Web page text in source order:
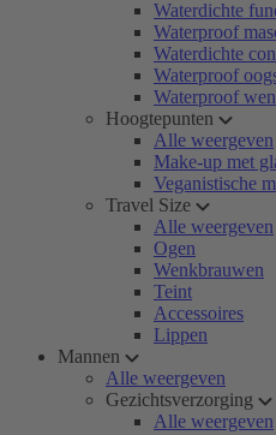
Waterdichte
Waterproof
Waterdichte
Waterproof
Waterproof
Hoogtepunten
Alle weergeven
Make-up met
Veganistische
Travel Size
Alle weergeven
Ogen
Wenkbrauwen
Teint
Accessoires
Lippen
Mannen
Alle weergeven
Gezichtsverzorging
Alle weergeven